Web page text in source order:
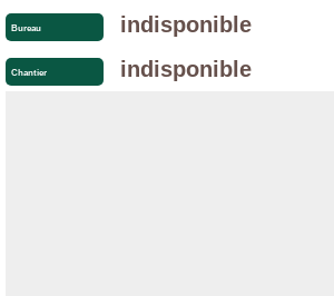
Bureau indisponible
Chantier indisponible